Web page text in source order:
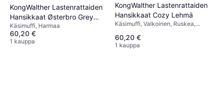
KongWalther Lastenrattaiden
Hansikkaat Østerbro Grey
Heijast
Käsimuffi, Harmaa
60,20 €
1 kauppa
KongWalther Lastenrattaiden
Hansikkaat Cozy Lehmä
Käsimuffi, Valkoinen, Ruskea,
60,20 €
1 kauppa